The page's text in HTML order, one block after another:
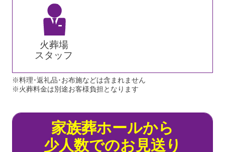
火葬場
スタッフ
※料理･返礼品･お布施などは含まれません
※火葬料金は別途お客様負担となります
家族葬ホールから
少人数でのお見送り